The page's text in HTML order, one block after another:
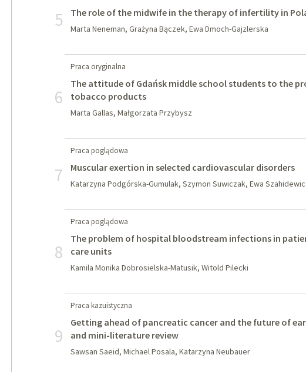
5 The role of the midwife in the therapy of infertility in
Marta Neneman, Grażyna Bączek, Ewa Dmoch-Gajzlerska
6
Praca oryginalna
The attitude of Gdańsk middle school students to the
tobacco products
Marta Gallas, Małgorzata Przybysz
7
Praca poglądowa
Muscular exertion in selected cardiovascular disorders
Katarzyna Podgórska-Gumulak, Szymon Suwiczak, Ewa
8
Praca poglądowa
The problem of hospital bloodstream infections in
care units
Kamila Monika Dobrosielska-Matusik, Witold Pilecki
9
Praca kazuistyczna
Getting ahead of pancreatic cancer and the future of
and mini-literature review
Sawsan Saeid, Michael Posala, Katarzyna Neubauer